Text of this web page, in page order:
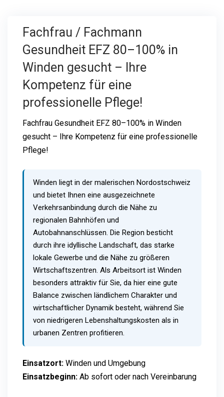
Fachfrau / Fachmann
Gesundheit EFZ 80–100% in
Winden gesucht – Ihre
Kompetenz für eine
professionelle Pflege!
Fachfrau Gesundheit EFZ 80–100% in Winden
gesucht – Ihre Kompetenz für eine professionelle
Pflege!
Winden liegt in der malerischen Nordostschweiz
und bietet Ihnen eine ausgezeichnete
Verkehrsanbindung durch die Nähe zu
regionalen Bahnhöfen und
Autobahnanschlüssen. Die Region besticht
durch ihre idyllische Landschaft, das starke
lokale Gewerbe und die Nähe zu größeren
Wirtschaftszentren. Als Arbeitsort ist Winden
besonders attraktiv für Sie, da hier eine gute
Balance zwischen ländlichem Charakter und
wirtschaftlicher Dynamik besteht, während Sie
von niedrigeren Lebenshaltungskosten als in
urbanen Zentren profitieren.
Einsatzort: Winden und Umgebung
Einsatzbeginn: Ab sofort oder nach Vereinbarung